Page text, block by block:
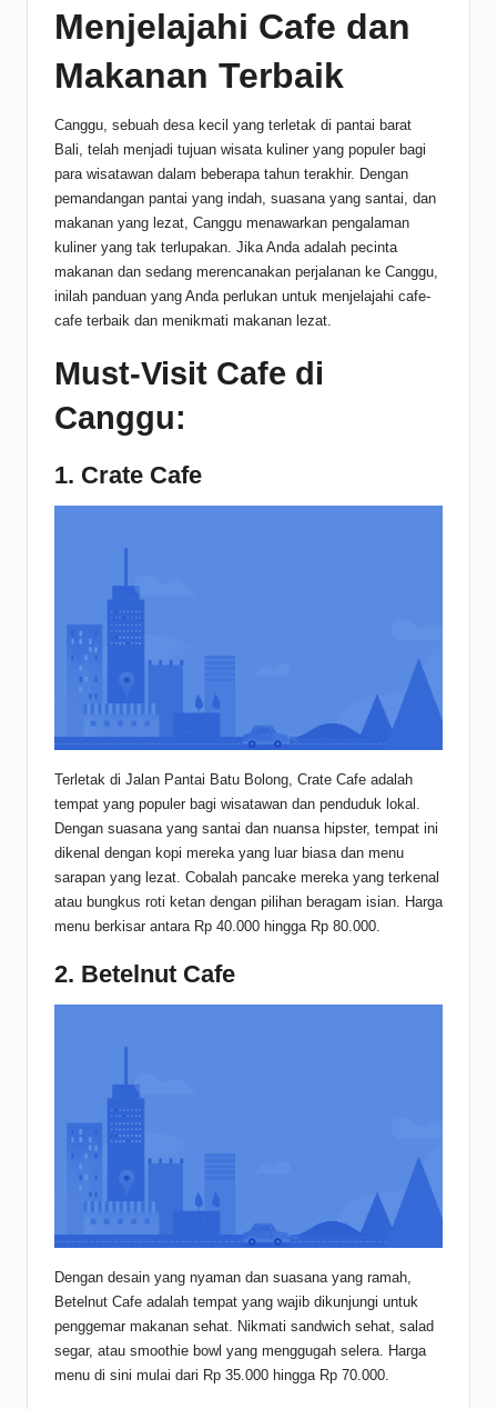
Menjelajahi Cafe dan
Makanan Terbaik
Canggu, sebuah desa kecil yang terletak di pantai barat
Bali, telah menjadi tujuan wisata kuliner yang populer bagi
para wisatawan dalam beberapa tahun terakhir. Dengan
pemandangan pantai yang indah, suasana yang santai, dan
makanan yang lezat, Canggu menawarkan pengalaman
kuliner yang tak terlupakan. Jika Anda adalah pecinta
makanan dan sedang merencanakan perjalanan ke Canggu,
inilah panduan yang Anda perlukan untuk menjelajahi cafe-
cafe terbaik dan menikmati makanan lezat.
Must-Visit Cafe di
Canggu:
1. Crate Cafe
Terletak di Jalan Pantai Batu Bolong, Crate Cafe adalah
tempat yang populer bagi wisatawan dan penduduk lokal.
Dengan suasana yang santai dan nuansa hipster, tempat ini
dikenal dengan kopi mereka yang luar biasa dan menu
sarapan yang lezat. Cobalah pancake mereka yang terkenal
atau bungkus roti ketan dengan pilihan beragam isian. Harga
menu berkisar antara Rp 40.000 hingga Rp 80.000.
2. Betelnut Cafe
Dengan desain yang nyaman dan suasana yang ramah,
Betelnut Cafe adalah tempat yang wajib dikunjungi untuk
penggemar makanan sehat. Nikmati sandwich sehat, salad
segar, atau smoothie bowl yang menggugah selera. Harga
menu di sini mulai dari Rp 35.000 hingga Rp 70.000.